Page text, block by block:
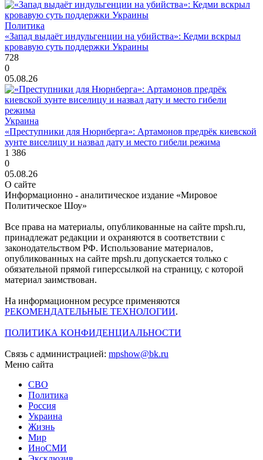
Политика
«Запад выдаёт индульгенции на убийства»: Кедми вскрыл
кровавую суть поддержки Украины
728
0
05.08.26
Украина
«Преступники для Нюрнберга»: Артамонов предрёк киевской
хунте виселицу и назвал дату и место гибели режима
1 386
0
05.08.26
О сайте
Информационно - аналитическое издание «Мировое
Политическое Шоу»
Все права на материалы, опубликованные на сайте mpsh.ru,
принадлежат редакции и охраняются в соответствии с
законодательством РФ. Использование материалов,
опубликованных на сайте mpsh.ru допускается только с
обязательной прямой гиперссылкой на страницу, с которой
материал заимствован.
На информационном ресурсе применяются
РЕКОМЕНДАТЕЛЬНЫЕ ТЕХНОЛОГИИ.
ПОЛИТИКА КОНФИДЕНЦИАЛЬНОСТИ
Связь с администрацией: mpshow@bk.ru
Меню сайта
СВО
Политика
Россия
Украина
Жизнь
Мир
ИноСМИ